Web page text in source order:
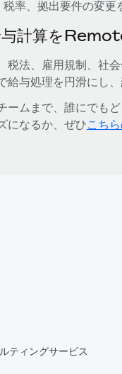
率、拠出要件の変更
計算を
税法、雇用規制、社
給与処理を円滑にし、
ームまで、誰にでも
になるか、ぜひこち
ティングサービス